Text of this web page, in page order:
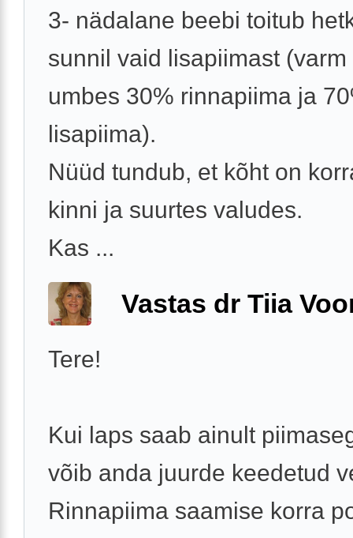
3- nädalane beebi toitub
sunnil vaid lisapiimast (varm
umbes 30% rinnapiima ja
lisapiima).
Nüüd tundub, et kõht on
kinni ja suurtes valudes.
Kas ...
Vastas dr Tiia
Tere!
Kui laps saab ainult
võib anda juurde keedetud
Rinnapiima saamise korra